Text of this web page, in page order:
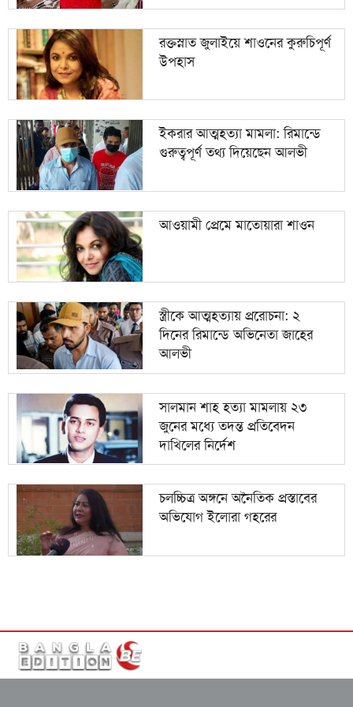
রক্তস্নাত জুলাইয়ে শাওনের কুরুচিপূর্ণ
উপহাস
ইকরার আত্মহত্যা মামলা: রিমান্ডে
গুরুত্বপূর্ণ তথ্য দিয়েছেন আলভী
আওয়ামী প্রেমে মাতোয়ারা শাওন
স্ত্রীকে আত্মহত্যায় প্ররোচনা: ২
দিনের রিমান্ডে অভিনেতা জাহের
আলভী
সালমান শাহ হত্যা মামলায় ২৩
জুনের মধ্যে তদন্ত প্রতিবেদন
দাখিলের নির্দেশ
চলচ্চিত্র অঙ্গনে অনৈতিক প্রস্তাবের
অভিযোগ ইলোরা গহরের